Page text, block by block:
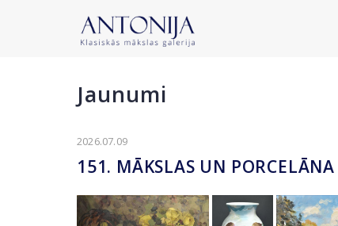
Jaunumi
2026.07.09
151. MĀKSLAS UN